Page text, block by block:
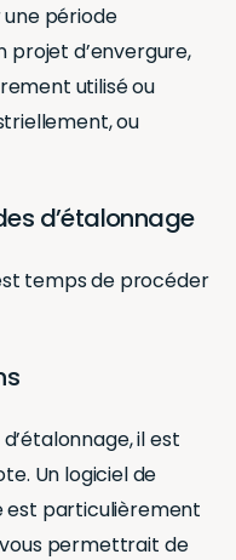
période
projet d’envergure,
utilisé ou
ou
d’étalonnage
temps de procéder
il est
Un logiciel de
est particulièrement
permettrait de